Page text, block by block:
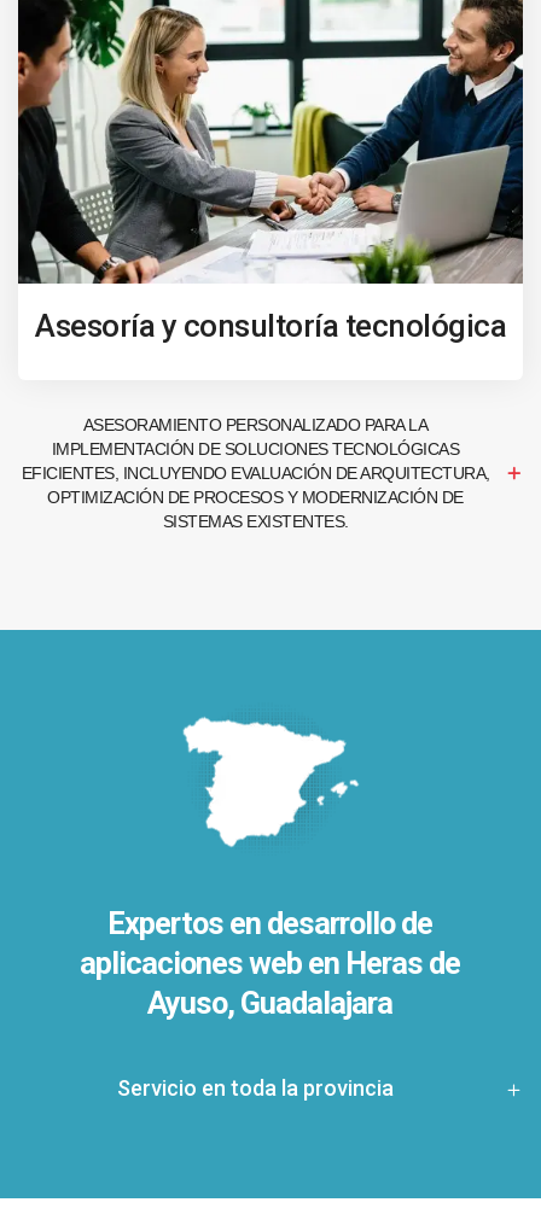
Asesoría y consultoría tecnológica
ASESORAMIENTO PERSONALIZADO PARA LA
IMPLEMENTACIÓN DE SOLUCIONES TECNOLÓGICAS
EFICIENTES, INCLUYENDO EVALUACIÓN DE ARQUITECTURA,
OPTIMIZACIÓN DE PROCESOS Y MODERNIZACIÓN DE
SISTEMAS EXISTENTES.
Expertos en desarrollo de
aplicaciones web en Heras de
Ayuso, Guadalajara
Servicio en toda la provincia